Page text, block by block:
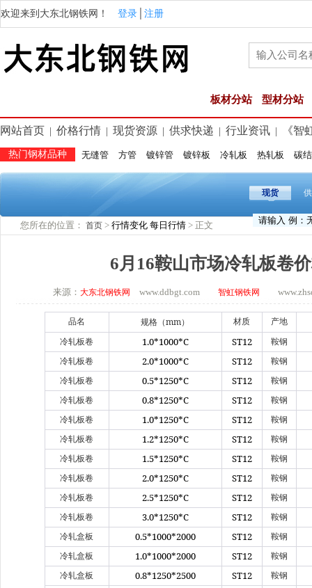
欢迎来到大东北钢铁网！ 登录 注册
板材分站 型材分站
网站首页 价格行情 现货资源 供求快递 行业资讯 《智
热门钢材品种 无缝管 方管 镀锌管 镀锌板 冷轧板 热轧板 碳
现货
您所在的位置： 首页 > 行情变化 每日行情 > 正文
6月16鞍山市场冷轧板卷
来源： 大东北钢铁网 www.ddbgt.com 智虹钢铁网
品名 规格（mm） 材质 产地
冷轧板卷 1.0*1000*C ST12
鞍钢
冷轧板卷
2.0*1000*C ST12
鞍钢
冷轧板卷
0.5*1250*C ST12
鞍钢
冷轧板卷
0.8*1250*C ST12
鞍钢
冷轧板卷
1.0*1250*C ST12
鞍钢
冷轧板卷
1.2*1250*C ST12
鞍钢
冷轧板卷
1.5*1250*C ST12
鞍钢
冷轧板卷
2.0*1250*C ST12
鞍钢
冷轧板卷
2.5*1250*C ST12
鞍钢
冷轧板卷
3.0*1250*C ST12
鞍钢
冷轧盒板
0.5*1000*2000 ST12
鞍钢
冷轧盒板
1.0*1000*2000 ST12
鞍钢
冷轧盒板
0.8*1250*2500 ST12
鞍钢